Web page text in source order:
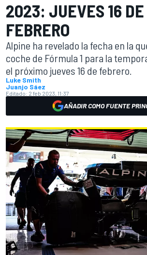
2023: JUEVES 16 DE
FEBRERO
Alpine ha revelado la fecha en la
coche de Fórmula 1 para la
el próximo jueves 16 de febrero.
Luke Smith
Juanjo Sáez
Editado: 2 feb 2023, 11:37
AÑADIR COMO FUENTE